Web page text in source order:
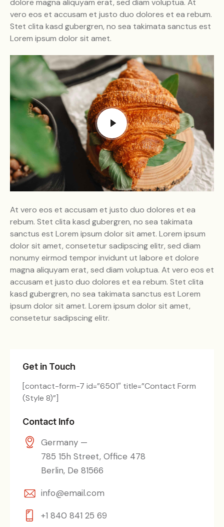
dolore magna aliquyam erat, sed diam voluptua. At
vero eos et accusam et justo duo dolores et ea rebum.
Stet clita kasd gubergren, no sea takimata sanctus est
Lorem ipsum dolor sit amet.
At vero eos et accusam et justo duo dolores et ea
rebum. Stet clita kasd gubergren, no sea takimata
sanctus est Lorem ipsum dolor sit amet. Lorem ipsum
dolor sit amet, consetetur sadipscing elitr, sed diam
nonumy eirmod tempor invidunt ut labore et dolore
magna aliquyam erat, sed diam voluptua. At vero eos et
accusam et justo duo dolores et ea rebum. Stet clita
kasd gubergren, no sea takimata sanctus est Lorem
ipsum dolor sit amet. Lorem ipsum dolor sit amet,
consetetur sadipscing elitr.
Get in Touch
[contact-form-7 id=”6501″ title=”Contact Form
(Style 8)”]
Contact Info
Germany —
785 15h Street, Office 478
Berlin, De 81566
info@email.com
+1 840 841 25 69